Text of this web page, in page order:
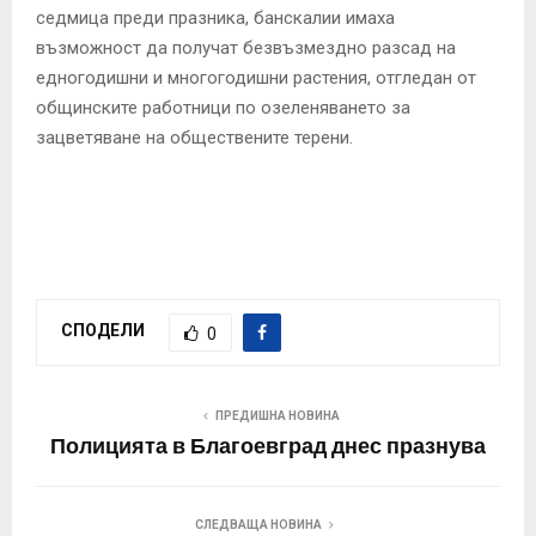
седмица преди празника, банскалии имаха
възможност да получат безвъзмездно разсад на
едногодишни и многогодишни растения, отгледан от
общинските работници по озеленяването за
зацветяване на обществените терени.
СПОДЕЛИ 0
ПРЕДИШНА НОВИНА
Полицията в Благоевград днес празнува
СЛЕДВАЩА НОВИНА